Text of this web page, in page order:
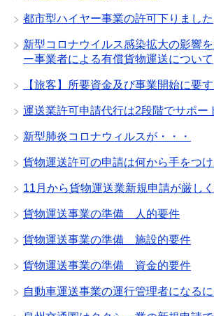
都市型ハイヤー事業の許可下りました
新型コロナウイルス感染拡大の影響
ー事業者による有償貨物運送について
【旅客】所要資金及び事業開始に要
運送業許可申請代行は2段階でサポー
新型肺炎コロナウィルスが・・・
貨物運送許可の申請は何から手をつけ
11月から貨物運送業新規申請が厳し
貨物運送事業の準備 人的要件
貨物運送事業の準備 施設的要件
貨物運送事業の準備 資金的要件
自動車運送事業の運行管理者になる